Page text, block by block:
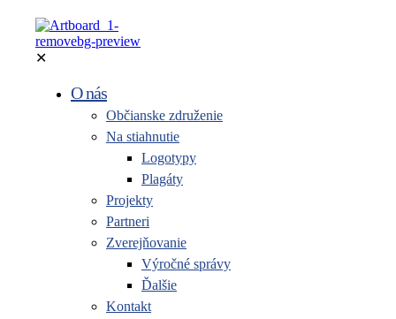
✕
O nás
Občianske združenie
Na stiahnutie
Logotypy
Plagáty
Projekty
Partneri
Zverejňovanie
Výročné správy
Ďalšie
Kontakt